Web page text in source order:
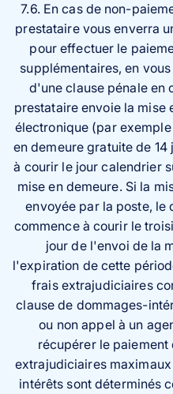
7.6. En cas de non-
prestataire vous enverra
pour effectuer le
supplémentaires, en
d'une clause pénale en
prestataire envoie la mise
électronique (par
en demeure gratuite de
à courir le jour calendrier
mise en demeure. Si la
envoyée par la poste, le
commence à courir le
jour de l'envoi de la
l'expiration de cette
frais extrajudiciaires
clause de dommages-
ou non appel à un
récupérer le
extrajudiciaires
intérêts sont déterminés